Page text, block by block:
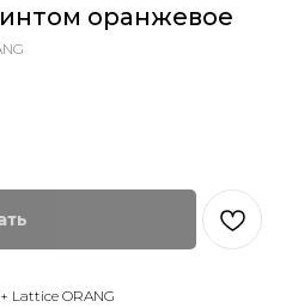
оранжевое
Lattice ORANG